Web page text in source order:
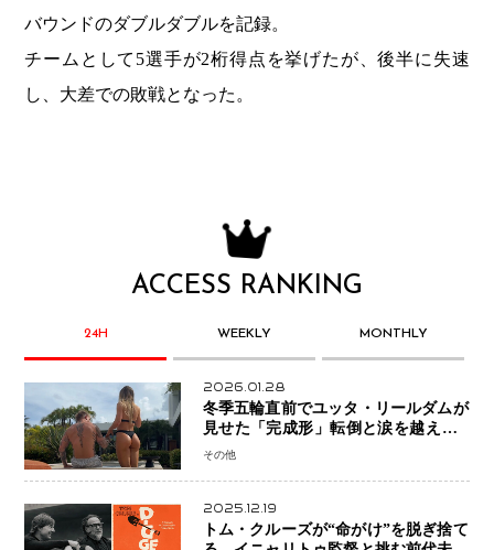
バウンドのダブルダブルを記録。
チームとして5選手が2桁得点を挙げたが、後半に失速
し、大差での敗戦となった。
ACCESS RANKING
24H WEEKLY MONTHLY
2026.01.28
冬季五輪直前でユッタ・リールダムが
見せた「完成形」転倒と涙を越えて─
ミラノで金を狙うオランダ女王の現在
その他
2025.12.19
トム・クルーズが“命がけ”を脱ぎ捨て